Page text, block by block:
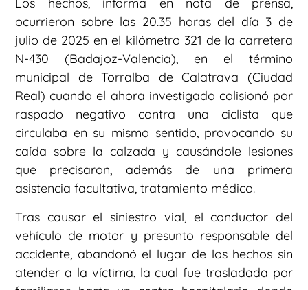
Los hechos, informa en nota de prensa,
ocurrieron sobre las 20.35 horas del día 3 de
julio de 2025 en el kilómetro 321 de la carretera
N-430 (Badajoz-Valencia), en el término
municipal de Torralba de Calatrava (Ciudad
Real) cuando el ahora investigado colisionó por
raspado negativo contra una ciclista que
circulaba en su mismo sentido, provocando su
caída sobre la calzada y causándole lesiones
que precisaron, además de una primera
asistencia facultativa, tratamiento médico.
Tras causar el siniestro vial, el conductor del
vehículo de motor y presunto responsable del
accidente, abandonó el lugar de los hechos sin
atender a la víctima, la cual fue trasladada por